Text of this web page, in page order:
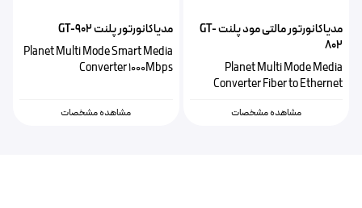
مدیاکانورتور مالتی مود پلنت GT-
802
Planet Multi Mode Media
Converter Fiber to Ethernet
مشاهده مشخصات
مدیاکانورتور پلنت GT-902
Planet Multi Mode Smart Media
Converter 1000Mbps
مشاهده مشخصات